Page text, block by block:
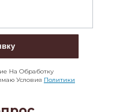
На Обработку
Условия Политики